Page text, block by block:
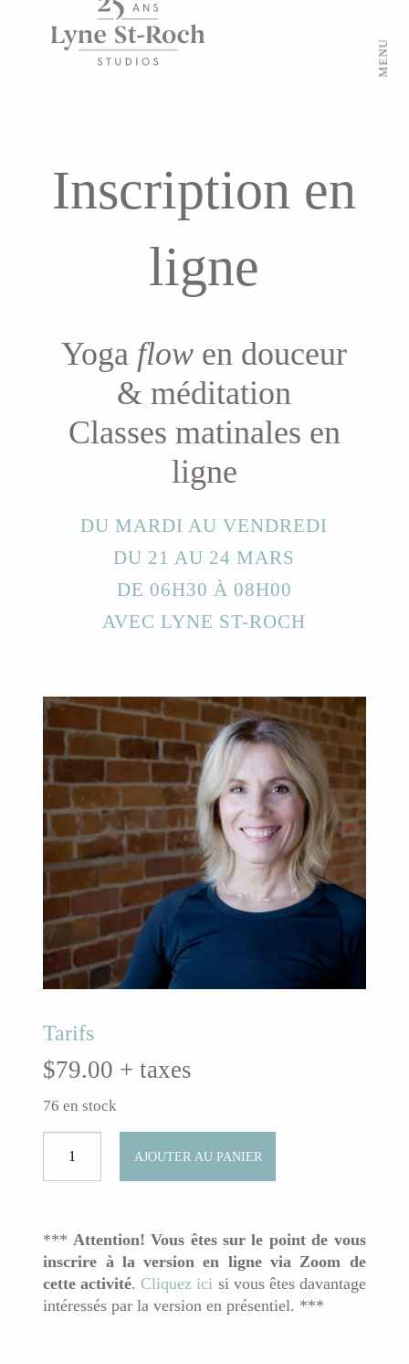
MENU
Inscription en
ligne
Yoga flow en douceur
& méditation
Classes matinales en
ligne
DU MARDI AU VENDREDI
DU 21 AU 24 MARS
DE 06H30 À 08H00
AVEC LYNE ST-ROCH
Tarifs
$79.00 + taxes
76 en stock
en
douceur
&
méditationClasses
AJOUTER AU PANIER
*** Attention! Vous êtes sur le point de vous
inscrire à la version en ligne via Zoom de
cette activité.Cliquez ici si vous êtes davantage
intéressés par la version en présentiel. ***